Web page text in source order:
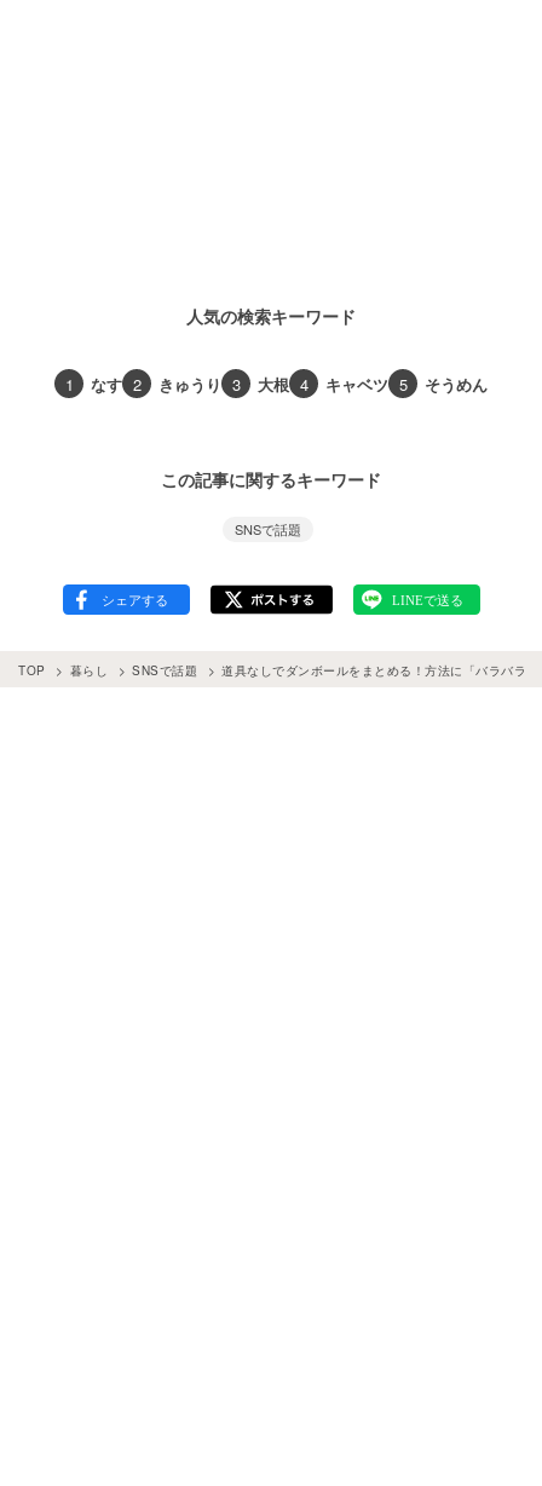
人気の検索キーワード
1 なす 2 きゅうり 3 大根 4 キャベツ 5 そうめん
この記事に関するキーワード
SNSで話題
TOP 暮らし SNSで話題 道具なしでダンボールをまとめる！方法に「バラバラ